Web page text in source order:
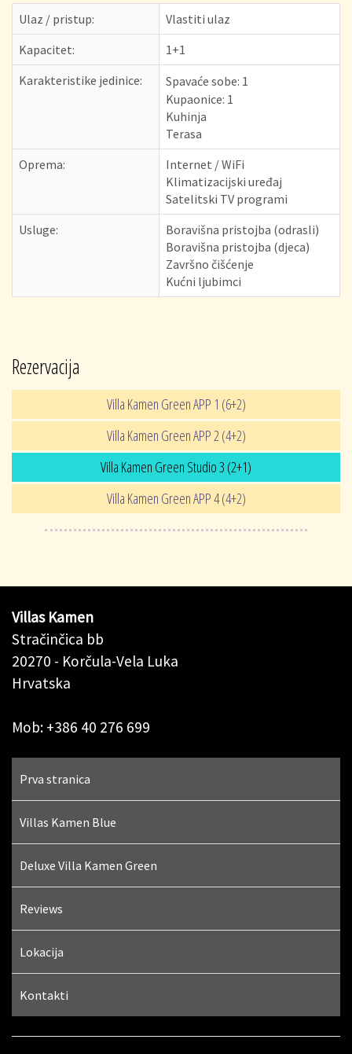
Ulaz / pristup:
Vlastiti ulaz
Kapacitet:
1+1
Karakteristike jedinice:
Spavaće sobe: 1
Kupaonice: 1
Kuhinja
Terasa
Oprema:
Internet / WiFi
Klimatizacijski uređaj
Satelitski TV programi
Usluge:
Boravišna pristojba (odrasli)
Boravišna pristojba (djeca)
Završno čišćenje
Kućni ljubimci
Rezervacija
Villa Kamen Green APP 1 (6+2)
Villa Kamen Green APP 2 (4+2)
Villa Kamen Green Studio 3 (2+1)
Villa Kamen Green APP 4 (4+2)
Villas Kamen
Stračinčica bb
20270 - Korčula-Vela Luka
Hrvatska
Mob: +386 40 276 699
Prva stranica
Villas Kamen Blue
Deluxe Villa Kamen Green
Reviews
Lokacija
Kontakti